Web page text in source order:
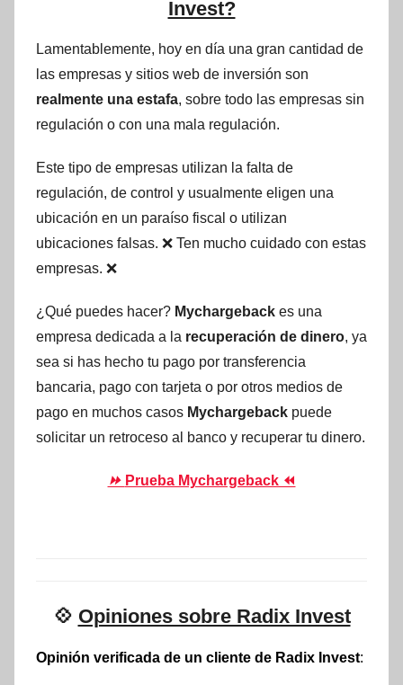
Invest?
Lamentablemente, hoy en día una gran cantidad de
las empresas y sitios web de inversión son
realmente una estafa, sobre todo las empresas sin
regulación o con una mala regulación.
Este tipo de empresas utilizan la falta de
regulación, de control y usualmente eligen una
ubicación en un paraíso fiscal o utilizan
ubicaciones falsas. ❌ Ten mucho cuidado con estas
empresas. ❌
¿Qué puedes hacer? Mychargeback es una
empresa dedicada a la recuperación de dinero, ya
sea si has hecho tu pago por transferencia
bancaria, pago con tarjeta o por otros medios de
pago en muchos casos Mychargeback puede
solicitar un retroceso al banco y recuperar tu dinero.
⏩ Prueba Mychargeback ⏪
💠 Opiniones sobre Radix Invest
Opinión verificada de un cliente de Radix Invest: